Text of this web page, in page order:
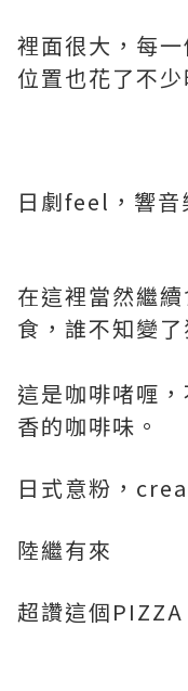
裡面很大，每
位置也花了不少
日劇feel，響音
在這裡當然繼
食，誰不知變了
這是咖啡啫喱
香的咖啡味。
日式意粉，
陸繼有來
超讚這個PIZZA